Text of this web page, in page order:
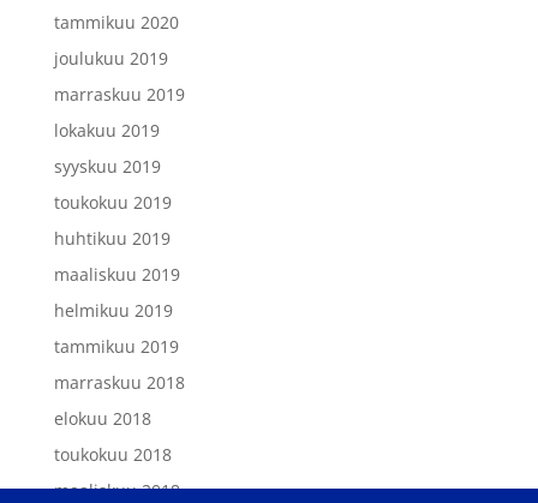
tammikuu 2020
joulukuu 2019
marraskuu 2019
lokakuu 2019
syyskuu 2019
toukokuu 2019
huhtikuu 2019
maaliskuu 2019
helmikuu 2019
tammikuu 2019
marraskuu 2018
elokuu 2018
toukokuu 2018
maaliskuu 2018